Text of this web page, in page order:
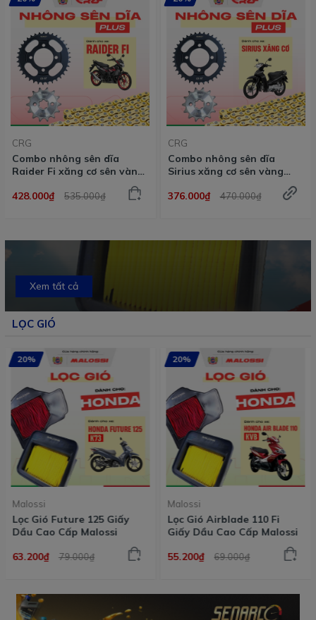
CRG
Combo nhông sên dĩa
Sirius Fi plus sên vàng CRG
396.000₫
495.000₫
CRG
Combo nhông sên dĩa
Exciter 150 plus sên vàng
CRG dành cho nhiều dòng
xe
435.200₫ 544.000₫
Xem tất cả
LỌC GIÓ
20%
Malossi
Lọc gió dầu cao cấp
Malossi cho Honda
55.200₫
69.000₫
20%
Malossi
Lọc Gió Future 125 Giấy
Dầu Cao Cấp Malossi
63.200₫
79.000₫